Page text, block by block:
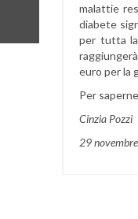
malattie
diabete
per tutta
euro per la
Per
Cinzia Pozzi
29